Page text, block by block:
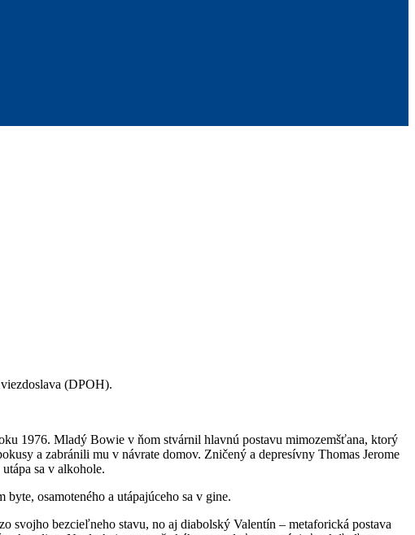
(DPOH).
1976. Mladý Bowie v ňom stvárnil hlavnú postavu mimozemšťana, ktorý
a zabránili mu v návrate domov. Zničený a depresívny Thomas Jerome
sa v alkohole.
osamoteného a utápajúceho sa v gine.
svojho bezcieľneho stavu, no aj diabolský Valentín – metaforická postava